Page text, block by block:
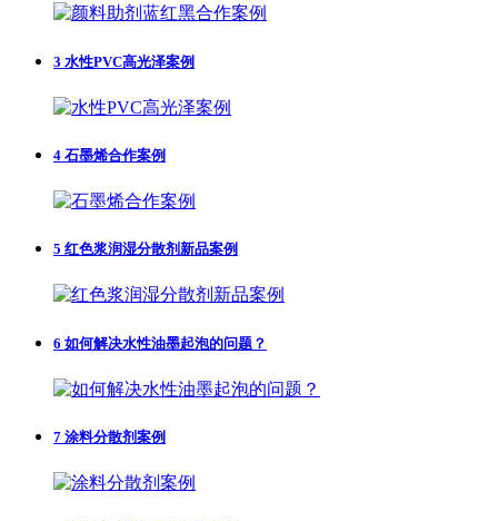
3 水性PVC高光泽案例
4 石墨烯合作案例
5 红色浆润湿分散剂新品案例
6 如何解决水性油墨起泡的问题？
7 涂料分散剂案例